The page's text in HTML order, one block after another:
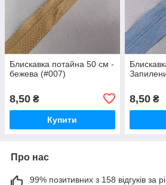
Блискавка потайна 50 см -
бежева (#007)
8,50 ₴
Купити
8,50₴
Про нас
99% позитивних з 158 відгуків за